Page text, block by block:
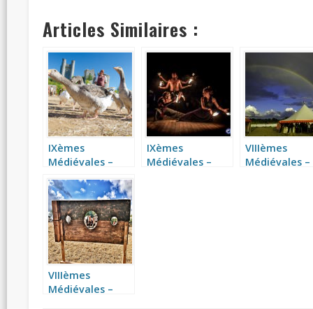
Articles Similaires :
IXèmes
Médiévales –
troupes,
bénévoles et
visiteurs
IXèmes
Médiévales –
VIIIèmes
Médiévales –
VIIIèmes
Médiévales –